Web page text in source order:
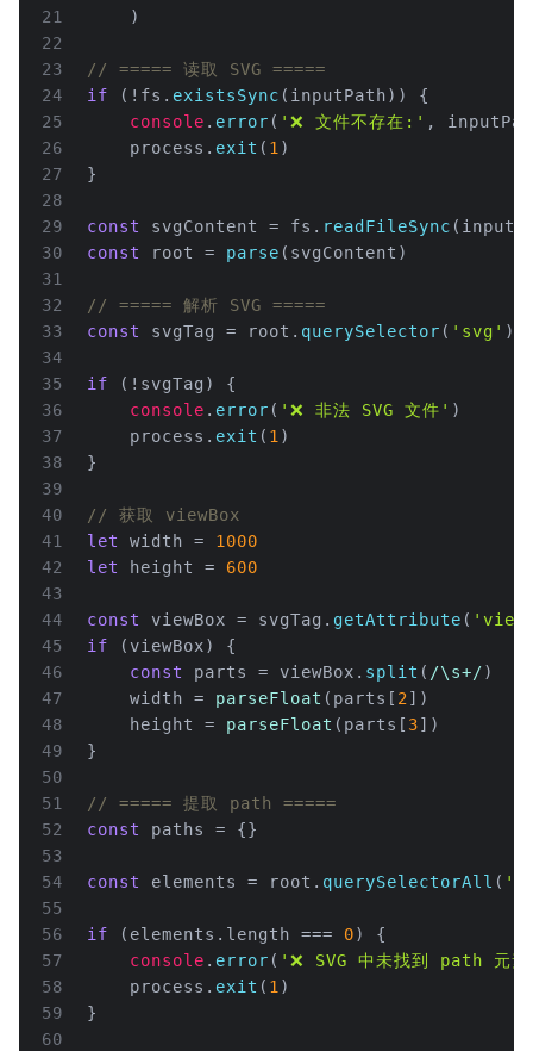
21
22
23
24
25
26
27
28
29
30
31
32
33
34
35
36
37
38
39
40
41
42
43
44
45
46
47
48
49
50
51
52
53
54
55
56
57
58
59
60
    )
// ===== 读取 SVG =====
if (!fs. existsSync (inputPath)) {
console . error ( '❌ 文件不存在:' ,
    process.
exit ( 1)
}
const svgContent = fs. readFileSync
const
root = parse (svgContent)
// ===== 解析 SVG =====
const
svgTag = root. querySelector ( 'svg' )
if (!svgTag) {
console . error ( '❌ 非法 SVG 文件' )
    process.
exit ( 1)
}
// 获取 viewBox
let
width = 1000
let
height = 600
const viewBox = svgTag. getAttribute (
if (viewBox) {
const
parts = viewBox. split ( /\s+/)
    width =
parseFloat (parts[ 2])
    height =
parseFloat (parts[ 3])
}
// ===== 提取 path =====
const
paths = {}
const elements = root. querySelectorAll (
if (elements. length === 0) {
console . error ( '❌ SVG 中未找到 path 元
    process.
exit ( 1)
}